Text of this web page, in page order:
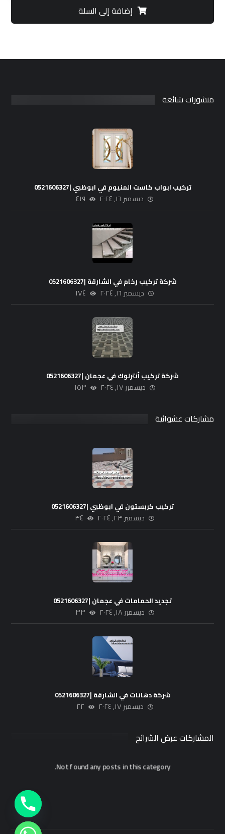
إضافة إلى السلة
منشورات شائعة
تركيب ابواب كاست المنيوم في ابوظبي |0521606327
ديسمبر ١٦, ٢٠٢٤ ٤١٩
شركة تركيب رخام في الشارقة |0521606327
ديسمبر ١٦, ٢٠٢٤ ١٧٤
شركة تركيب أنترلوك في عجمان |0521606327
ديسمبر ١٧, ٢٠٢٤ ١٥٣
مشاركات عشوائية
تركيب كربستون في ابوظبي |0521606327
ديسمبر ٢٣, ٢٠٢٤ ٣٤
تجديد الحمامات في عجمان |0521606327
ديسمبر ١٨, ٢٠٢٤ ٣٣
شركة دهانات في الشارقة |0521606327
ديسمبر ١٧, ٢٠٢٤ ٢٢
المشاركات عرض الشرائح
Not found any posts in this category.